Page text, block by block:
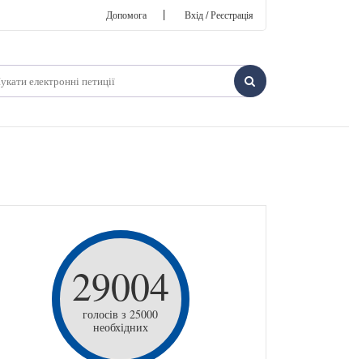
Допомога | Вхід / Реєстрація
29004
голосів з 25000
необхідних